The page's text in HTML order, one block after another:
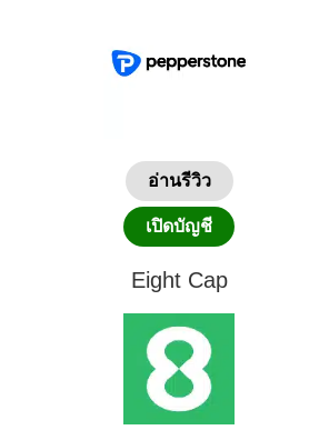
อ่านรีวิว
เปิดบัญชี
Eight Cap